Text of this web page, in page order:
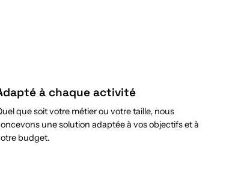
à chaque activité
que soit votre métier ou votre taille, nous
une solution adaptée à vos objectifs et à
budget.